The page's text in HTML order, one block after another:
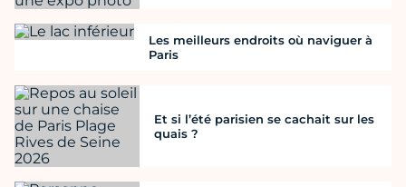
Les meilleurs endroits où naviguer à
Paris
Et si l’été parisien se cachait sur les
quais ?